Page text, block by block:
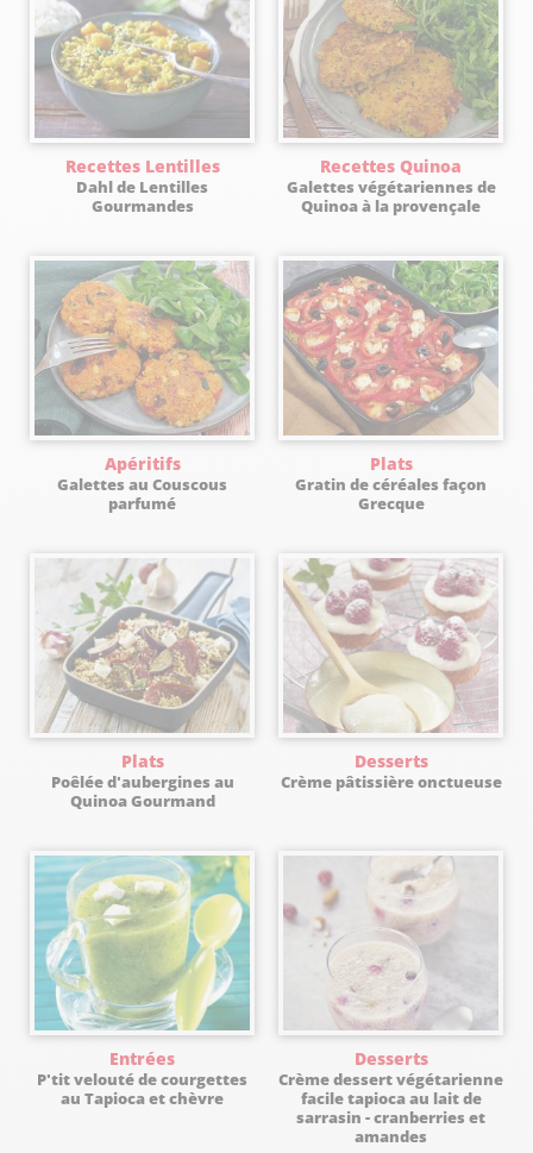
Recettes Lentilles
Dahl de Lentilles
Gourmandes
Recettes Quinoa
Galettes végétariennes de
Quinoa à la provençale
Apéritifs
Galettes au Couscous
parfumé
Plats
Gratin de céréales façon
Grecque
Plats
Poêlée d'aubergines au
Quinoa Gourmand
Desserts
Crème pâtissière onctueuse
Entrées
P'tit velouté de courgettes
au Tapioca et chèvre
Desserts
Crème dessert végétarienne
facile tapioca au lait de
sarrasin - cranberries et
amandes